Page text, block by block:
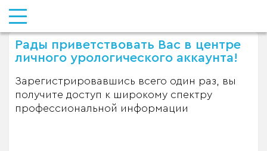
Рады приветствовать Вас в центре
личного урологического аккаунта!
Зарегистрировавшись всего один раз, вы
получите доступ к широкому спектру
профессиональной информации